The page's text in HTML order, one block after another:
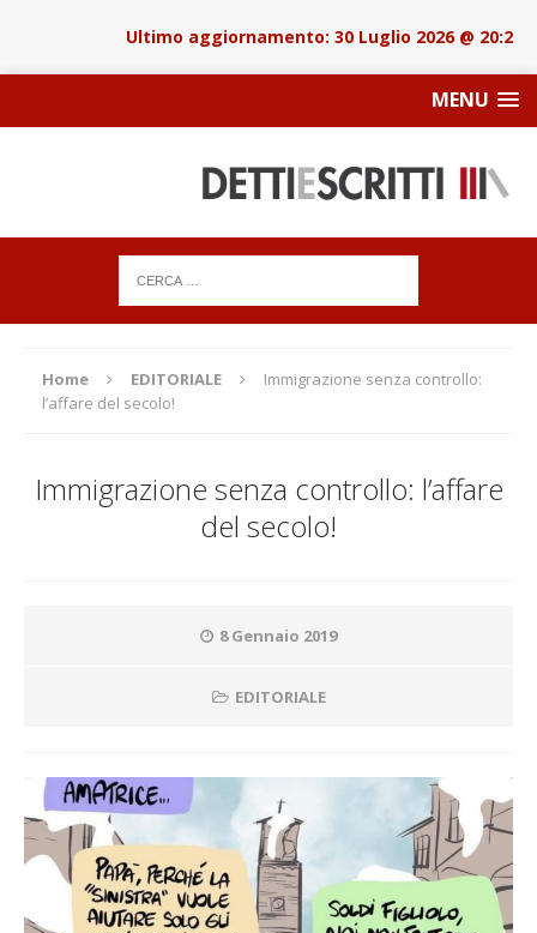
30 Luglio 2026 @ 20:22
MENU
Home EDITORIALE
Immigrazione senza controllo:
l’affare del secolo!
Immigrazione senza controllo: l’affare
del secolo!
8 Gennaio 2019
EDITORIALE